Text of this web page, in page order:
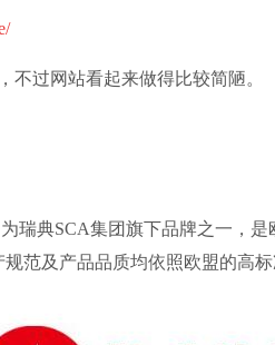
不过网站看起来做得比较简陋。
瑞典SCA集团旗下品牌之一，
范及产品品质均依照欧盟的高标